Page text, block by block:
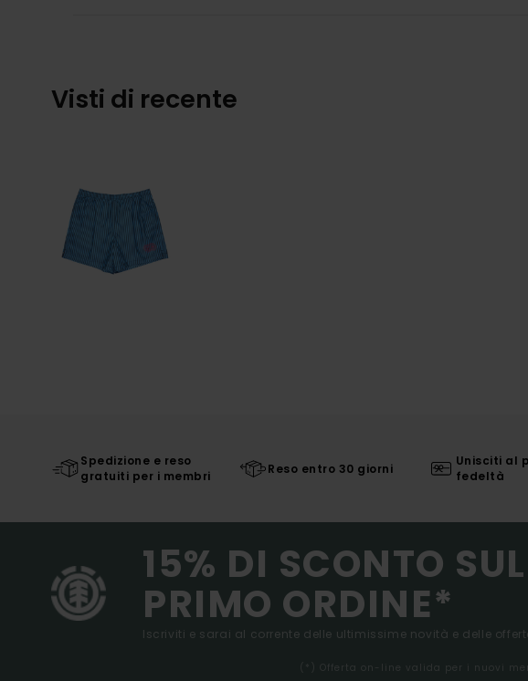
Visti di recente
Spedizione e reso
gratuiti per i membri
Reso entro 30 giorni
Unisciti al
fedeltà
15% DI SCONTO
PRIMO ORDINE*
Iscriviti e sarai al corrente delle ultimissime novità e delle
(*) Offerta on-line valida per i nuovi